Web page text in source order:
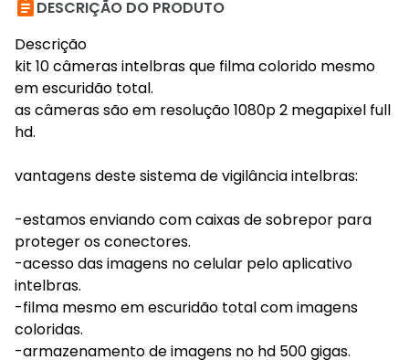
DESCRIÇÃO DO PRODUTO
Descrição
kit 10 câmeras intelbras que filma colorido mesmo
em escuridão total.
as câmeras são em resolução 1080p 2 megapixel full
hd.
vantagens deste sistema de vigilância intelbras:
-estamos enviando com caixas de sobrepor para
proteger os conectores.
-acesso das imagens no celular pelo aplicativo
intelbras.
-filma mesmo em escuridão total com imagens
coloridas.
-armazenamento de imagens no hd 500 gigas.